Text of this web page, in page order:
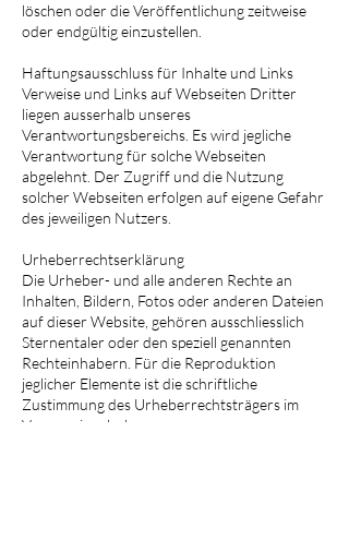
löschen oder die Veröffentlichung zeitweise
oder endgültig einzustellen.
Haftungsausschluss für Inhalte und Links
Verweise und Links auf Webseiten Dritter
liegen ausserhalb unseres
Verantwortungsbereichs. Es wird jegliche
Verantwortung für solche Webseiten
abgelehnt. Der Zugriff und die Nutzung
solcher Webseiten erfolgen auf eigene Gefahr
des jeweiligen Nutzers.
Urheberrechtserklärung
Die Urheber- und alle anderen Rechte an
Inhalten, Bildern, Fotos oder anderen Dateien
auf dieser Website, gehören ausschliesslich
Sternentaler oder den speziell genannten
Rechteinhabern. Für die Reproduktion
jeglicher Elemente ist die schriftliche
Zustimmung des Urheberrechtsträgers im
Voraus einzuholen.